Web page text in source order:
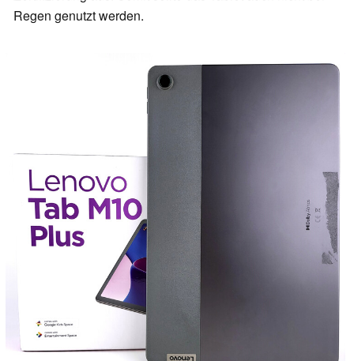
Regen genutzt werden.